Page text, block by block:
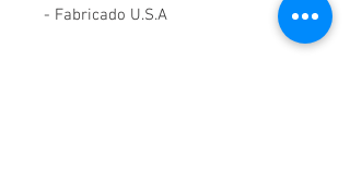
- Fabricado U.S.A